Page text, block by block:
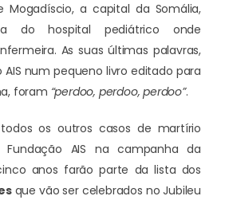
a capital da Somália,
do hospital pediátrico onde
As suas últimas palavras,
num pequeno livro editado para
foram “perdoo, perdoo, perdoo”.
os outros casos de martírio
Fundação AIS na campanha da
anos farão parte da lista dos
que vão ser celebrados no Jubileu